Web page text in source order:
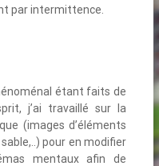
par intermittence.
étant faits de
j’ai travaillé sur la
(images d’éléments
pour en modifier
mentaux afin de